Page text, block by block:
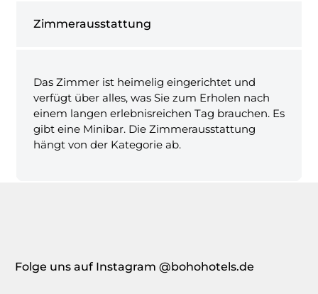
Zimmerausstattung
Das Zimmer ist heimelig eingerichtet und
verfügt über alles, was Sie zum Erholen nach
einem langen erlebnisreichen Tag brauchen. Es
gibt eine Minibar. Die Zimmerausstattung
hängt von der Kategorie ab.
Folge uns auf Instagram @bohohotels.de